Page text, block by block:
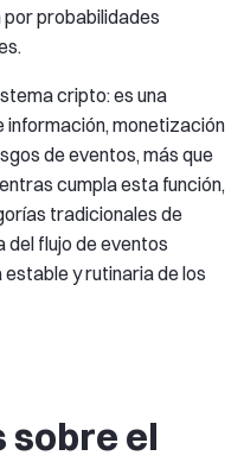
probabilidades
cripto: es una
información, monetización
de eventos, más que
cumpla esta función,
tradicionales de
del flujo de eventos
y rutinaria de los
sobre el